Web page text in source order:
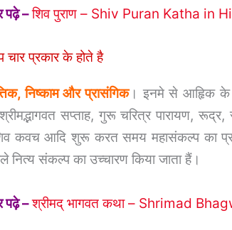
पढ़े –शिव पुराण – Shiv Puran Katha in
प्रकार के होते है
निष्काम और प्रासंगिक। इनमे से आहिृक के
सप्ताह, गुरू चरित्र पारायण, रूद्र,
कवच आदि शुरू करत समय महासंकल्प का
नित्य संकल्प का उच्चारण किया जाता हैं।
पढ़े –श्रीमद् भागवत कथा – Shrimad